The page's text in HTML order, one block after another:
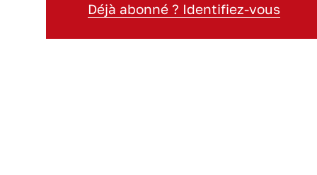
Déjà abonné ? Identifiez-vous